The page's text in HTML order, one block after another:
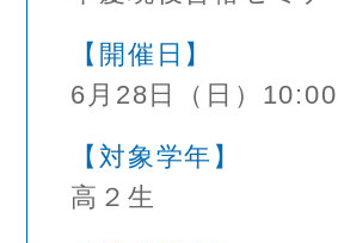
【開催日】
6月28日（日）
【対象学年】
高２生